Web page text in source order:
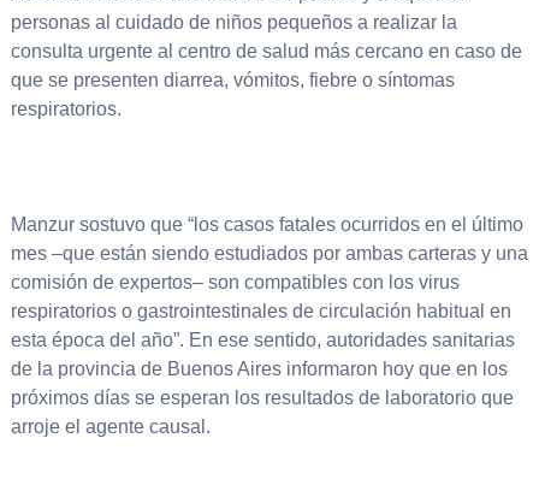
personas al cuidado de niños pequeños a realizar la
consulta urgente al centro de salud más cercano en caso de
que se presenten diarrea, vómitos, fiebre o síntomas
respiratorios.
Manzur sostuvo que “los casos fatales ocurridos en el último
mes –que están siendo estudiados por ambas carteras y una
comisión de expertos– son compatibles con los virus
respiratorios o gastrointestinales de circulación habitual en
esta época del año”. En ese sentido, autoridades sanitarias
de la provincia de Buenos Aires informaron hoy que en los
próximos días se esperan los resultados de laboratorio que
arroje el agente causal.